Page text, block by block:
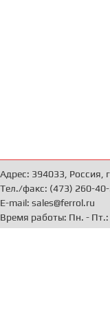
Адрес: 394033, Россия,
Тел./факс: (473) 260-
E-mail: sales@ferrol.ru
Время работы: Пн. -